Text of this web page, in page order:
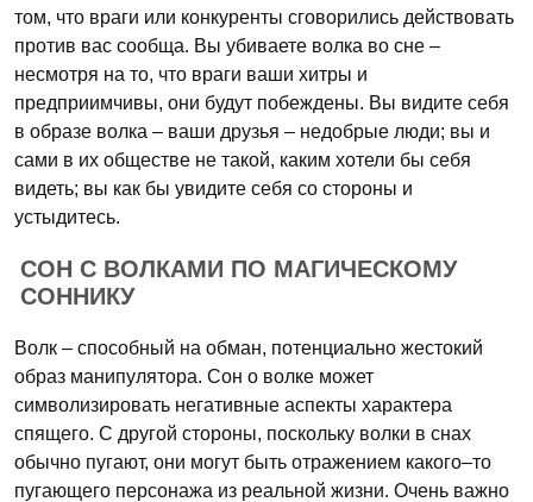
том, что враги или конкуренты сговорились действовать
против вас сообща. Вы убиваете волка во сне –
несмотря на то, что враги ваши хитры и
предприимчивы, они будут побеждены. Вы видите себя
в образе волка – ваши друзья – недобрые люди; вы и
сами в их обществе не такой, каким хотели бы себя
видеть; вы как бы увидите себя со стороны и
устыдитесь.
СОН С ВОЛКАМИ ПО МАГИЧЕСКОМУ
СОННИКУ
Волк – способный на обман, потенциально жестокий
образ манипулятора. Сон о волке может
символизировать негативные аспекты характера
спящего. С другой стороны, поскольку волки в снах
обычно пугают, они могут быть отражением какого–то
пугающего персонажа из реальной жизни. Очень важно